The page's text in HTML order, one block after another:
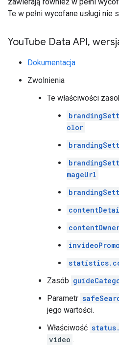
Te w pełni wycofane usługi nie
YouTube Data API,
Dokumentacja
Zwolnienia
Te właściwości
olor
mageUrl
Zasób
Parametr
jego wartości.
Właściwość
video .